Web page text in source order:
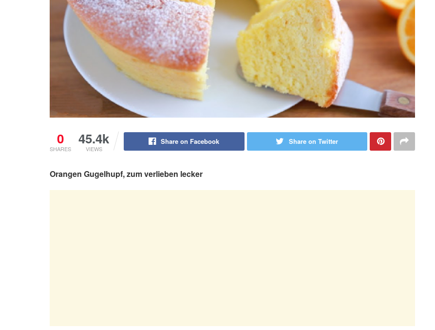
0
SHARES
45.4k
VIEWS
Share on Facebook Share on Twitter
Orangen Gugelhupf, zum verlieben lecker